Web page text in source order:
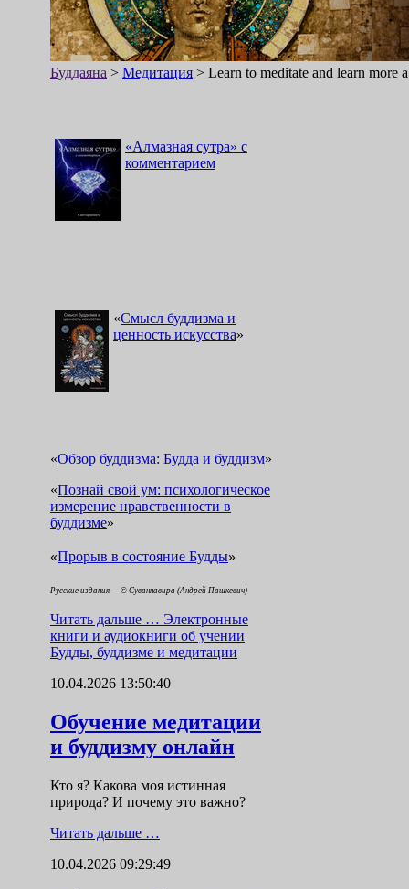
Буддаяна > Медитация > Learn to meditate and learn more
«Алмазная сутра» с
комментарием
«Смысл буддизма и
ценность искусства»
«Обзор буддизма: Будда и буддизм»
«Познай свой ум: психологическое
измерение нравственности в
буддизме»
«Прорыв в состояние Будды»
Русские издания — © Суваннавира (Андрей Пашкевич)
Читать дальше … Электронные
книги и аудиокниги об учении
Будды, буддизме и медитации
10.04.2026 13:50:40
Обучение медитации
и буддизму онлайн
Кто я? Какова моя истинная
природа? И почему это важно?
Читать дальше …
10.04.2026 09:29:49